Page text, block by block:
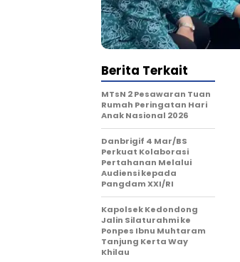
Berita Terkait
MTsN 2 Pesawaran Tuan
Rumah Peringatan Hari
Anak Nasional 2026
Danbrigif 4 Mar/BS
Perkuat Kolaborasi
Pertahanan Melalui
Audiensi kepada
Pangdam XXI/RI
Kapolsek Kedondong
Jalin Silaturahmi ke
Ponpes Ibnu Muhtaram
Tanjung Kerta Way
Khilau